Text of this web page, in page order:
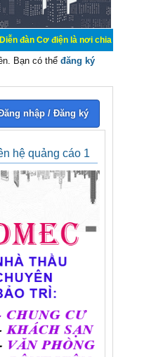
là nơi chia sẽ kiến thức kinh
Bạn có thể đăng ký
nhập / Đăng ký
hệ quảng cáo 1